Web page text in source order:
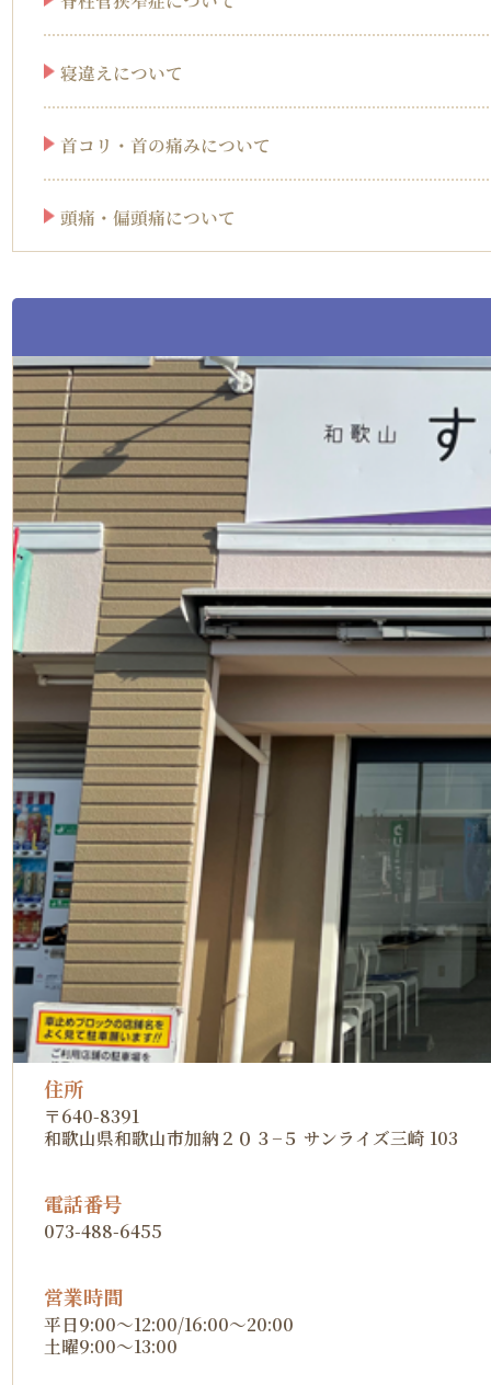
寝違えについて
首コリ・首の痛みについて
頭痛・偏頭痛について
住所
〒640-8391
和歌山県和歌山市加納２０３−５ サンライズ三崎 103
電話番号
073-488-6455
営業時間
平日9:00～12:00/16:00～20:00
土曜9:00～13:00